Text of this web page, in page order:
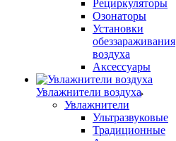
Рециркуляторы
Озонаторы
Установки
обеззараживания
воздуха
Аксессуары
Увлажнители воздуха
Увлажнители
Ультразвуковые
Традиционные